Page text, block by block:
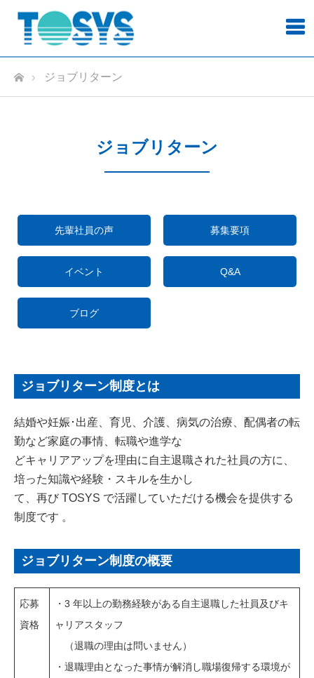
ホームジョブリターン
ジョブリターン
先輩社員の声 募集要項
イベント Q&A
ブログ
ジョブリターン制度とは
結婚や妊娠･出産、育児、介護、病気の治療、配偶者の転
勤など家庭の事情、転職や進学な
どキャリアアップを理由に自主退職された社員の方に、
培った知識や経験・スキルを生かし
て、再び TOSYS で活躍していただける機会を提供する
制度です 。
ジョブリターン制度の概要
応募
資格
・3 年以上の勤務経験がある自主退職した社員及びキ
ャリアスタッフ
（退職の理由は問いません）
・退職理由となった事情が解消し職場復帰する環境が